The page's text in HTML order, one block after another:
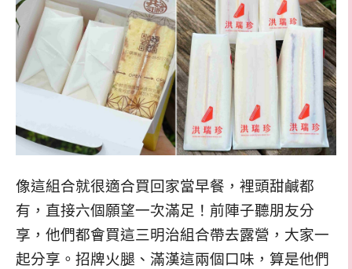
像這組合就很適合買回家當早餐，裡頭甜鹹都
有，直接六個願望一次滿足！前陣子聽朋友分
享，他們都會買這三明治組合帶去露營，大家一
起分享。招牌火腿、滿漢這兩個口味，算是他們